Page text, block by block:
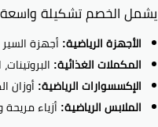
يشمل الخصم تشكيلة واسعة
الأجهزة الرياضية:أجهزة السير
المكملات الغذائية:
الإكسسوارات الرياضية:أوزان
الملابس الرياضية:أزياء